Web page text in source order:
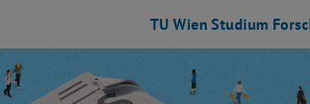
TU Wien Studium